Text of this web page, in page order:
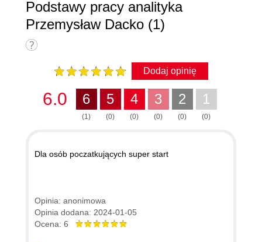
Podstawy pracy analityka
Przemysław Dacko (1)
Dodaj opinię
6.0 6
(1)
5
(0)
4
(0)
3
(0)
2
(0)
1
(0)
Dla osób poczatkujących super start
Opinia: anonimowa
Opinia dodana: 2024-01-05
Ocena: 6